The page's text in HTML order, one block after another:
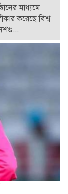
মাধ্যমে
করেছে বিশ্ব